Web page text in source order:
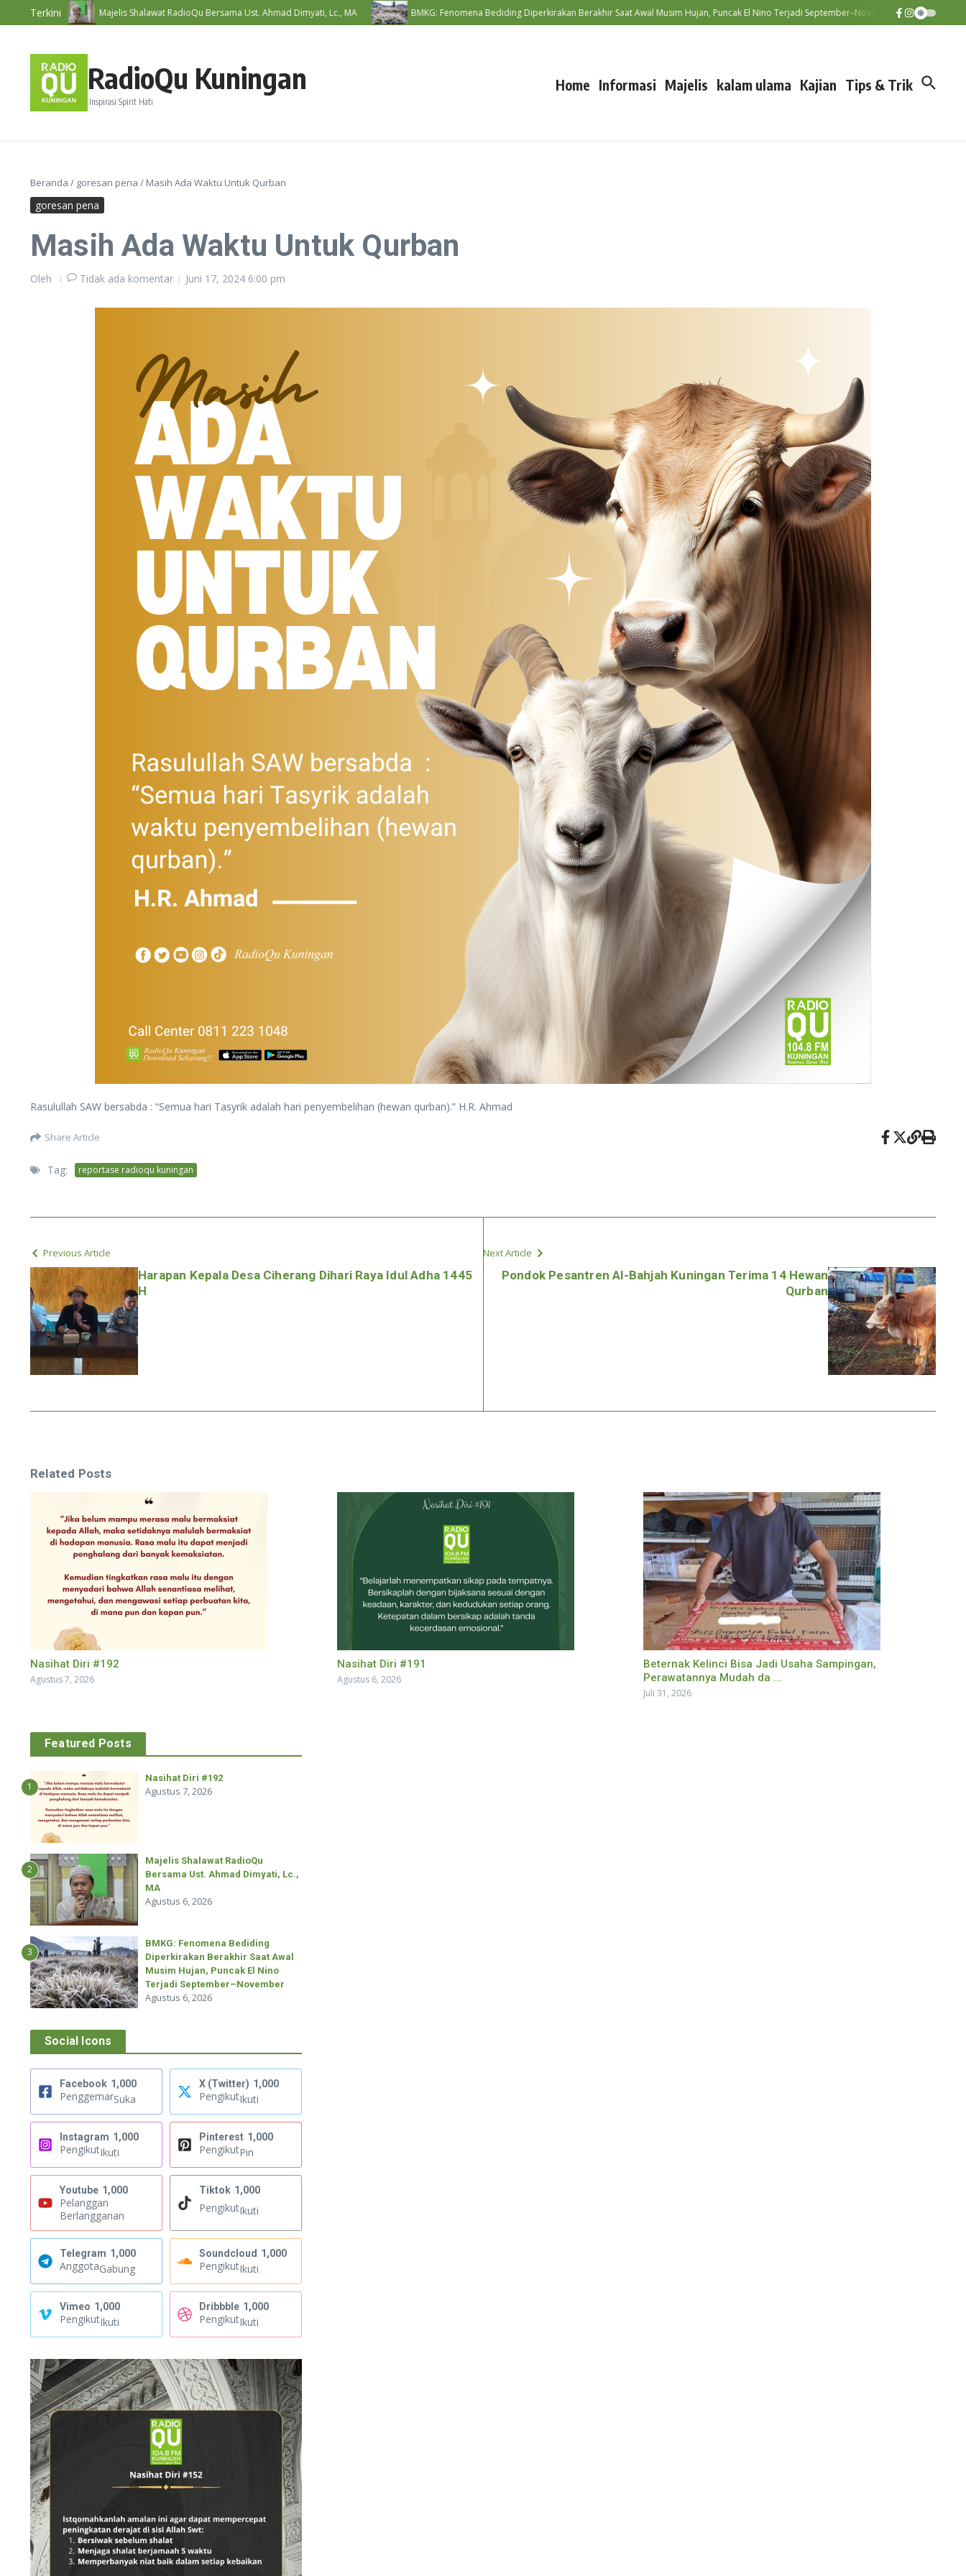
Lewati ke konten
Terkini Majelis Shalawat RadioQu Bersama Ust. Ahmad Dimyati, Lc., MA BMKG: Fenomena Bediding Diperkirakan Berakhir Saat Awal Musim Hujan, Puncak El Nino Terjadi September–November Diskatan
RadioQu Kuningan
Inspirasi Spirit Hati
Home Informasi Majelis kalam ulama Kajian Tips & Trik
Beranda / goresan pena / Masih Ada Waktu Untuk Qurban
goresan pena
Masih Ada Waktu Untuk Qurban
Oleh Tidak ada komentar Juni 17, 2024 6:00 pm
Rasulullah SAW bersabda : “Semua hari Tasyrik adalah hari penyembelihan (hewan qurban).” H.R. Ahmad
Share Article
Tag: reportase radioqu kuningan
Previous Article
Harapan Kepala Desa Ciherang Dihari Raya Idul Adha 1445
H
Next Article
Pondok Pesantren Al-Bahjah Kuningan Terima 14 Hewan
Qurban
Related Posts
Nasihat Diri #192
Agustus 7, 2026
Nasihat Diri #191
Agustus 6, 2026
Beternak Kelinci Bisa Jadi Usaha Sampingan,
Perawatannya Mudah da ...
Juli 31, 2026
Featured Posts
1
Nasihat Diri #192
Agustus 7, 2026
2
Majelis Shalawat RadioQu
Bersama Ust. Ahmad Dimyati, Lc.,
MA
Agustus 6, 2026
3
BMKG: Fenomena Bediding
Diperkirakan Berakhir Saat Awal
Musim Hujan, Puncak El Nino
Terjadi September–November
Agustus 6, 2026
Social Icons
Facebook 1,000
PenggemarSuka
X (Twitter) 1,000
PengikutIkuti
Instagram 1,000
PengikutIkuti
Pinterest 1,000
PengikutPin
Youtube 1,000
Pelanggan
Berlangganan
Tiktok 1,000
PengikutIkuti
Telegram 1,000
AnggotaGabung
Soundcloud 1,000
PengikutIkuti
Vimeo 1,000
PengikutIkuti
Dribbble 1,000
PengikutIkuti